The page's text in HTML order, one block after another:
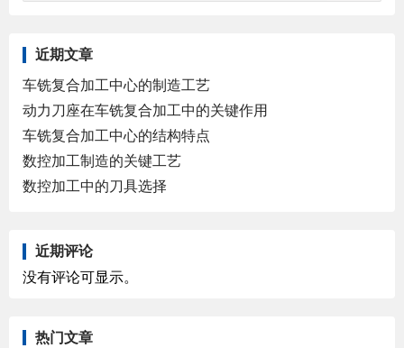
近期文章
车铣复合加工中心的制造工艺
动力刀座在车铣复合加工中的关键作用
车铣复合加工中心的结构特点
数控加工制造的关键工艺
数控加工中的刀具选择
近期评论
没有评论可显示。
热门文章